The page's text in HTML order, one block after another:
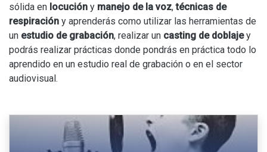
sólida en locución y manejo de la voz,técnicas de
respiración y aprenderás como utilizar las herramientas de
un estudio de grabación, realizar un casting de doblajey
podrás realizar prácticas donde pondrás en práctica todo lo
aprendido en un estudio real de grabación o en el sector
audiovisual.